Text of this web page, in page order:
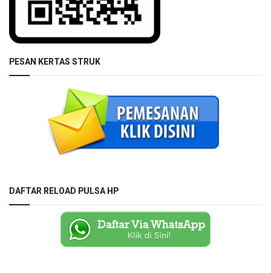
PESAN KERTAS STRUK
DAFTAR RELOAD PULSA HP